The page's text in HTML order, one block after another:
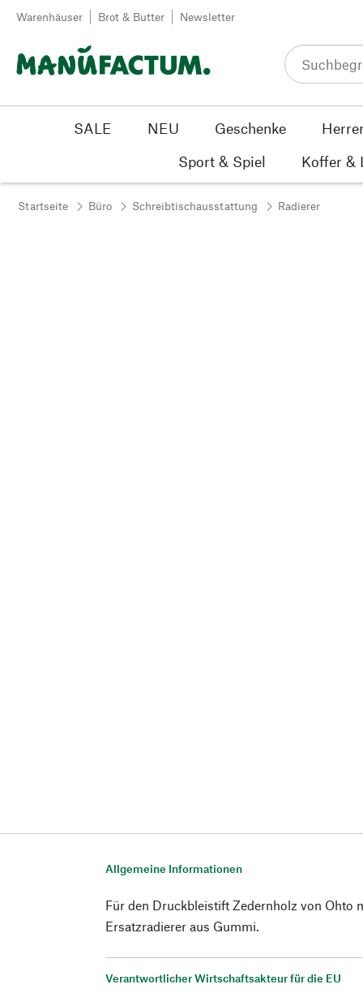
Zum Inhalt springen
Warenhäuser Brot & Butter Newsletter
SALE NEU Geschenke
Sport & Spiel
Koffer &
Startseite Büro Schreibtischausstattung Radierer
Allgemeine Informationen
Für den Druckbleistift Zedernholz von Ohto
Ersatzradierer aus Gummi.
Verantwortlicher Wirtschaftsakteur für die EU